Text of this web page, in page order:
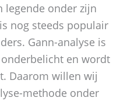
legende onder zijn
nog steeds populair
Gann-analyse is
en wordt
Daarom willen wij
methode onder